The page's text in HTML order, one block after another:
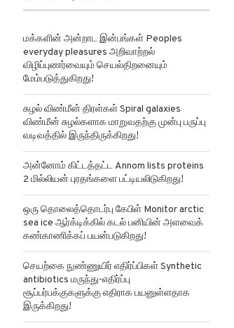
மக்களின் அன்றாட இன்பங்கள் Peoples
everyday pleasures அறிவாற்றல்
விழிப்புணர்வையும் செயல்திறனையும்
மேம்படுத்துகிறது!
சுழல் விண்மீன் திரள்கள் Spiral galaxies
விண்மீன் சுழல்களாக மாறுவதற்கு முன்பு பருப்பு
வடிவத்தில் இருந்திருக்கிறது!
அன்னோம் கிட்டத்தட்ட Annom lists proteins
2 மில்லியன் புரதங்களை பட்டியலிடுகிறது!
ஒரு தொலைத்தொடர்பு கேபிள் Monitor arctic
sea ice ஆர்க்டிக்கில் கடல் பனியின் அளவைக்
கண்காணிக்கப் பயன்படுகிறது!
செயற்கை நுண்ணுயிர் எதிர்ப்பிகள் Synthetic
antibiotics மருந்து-எதிர்ப்பு
சூப்பர்பக்குகளுக்கு எதிராக பயனுள்ளதாக
இருக்கிறது!